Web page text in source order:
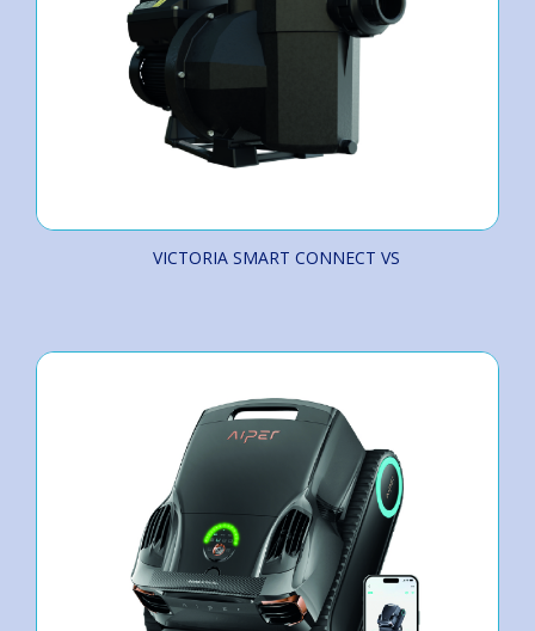
VICTORIA SMART CONNECT VS